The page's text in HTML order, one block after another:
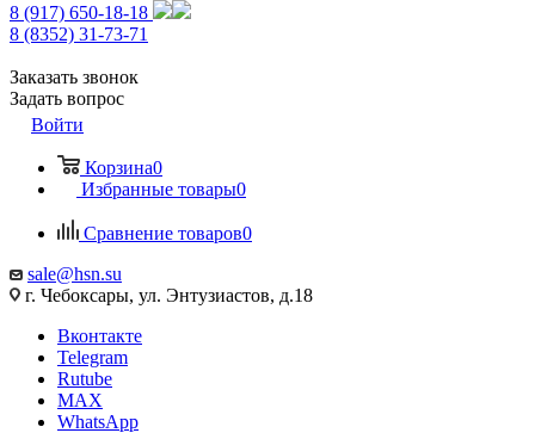
8 (917) 650-18-18
8 (8352) 31-73-71
Заказать звонок
Задать вопрос
Войти
Корзина0
Избранные товары0
Сравнение товаров0
sale@hsn.su
г. Чебоксары, ул. Энтузиастов, д.18
Вконтакте
Telegram
Rutube
MAX
WhatsApp